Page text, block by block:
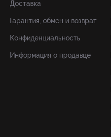
Доставка
Гарантия, обмен и возврат
Конфиденциальность
Информация о продавце